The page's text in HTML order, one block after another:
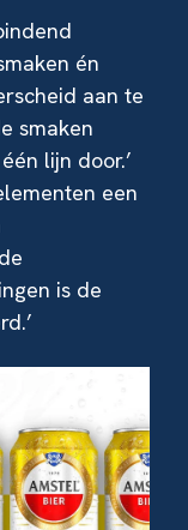
én
aan te
smaken
lijn door.’
een
is de